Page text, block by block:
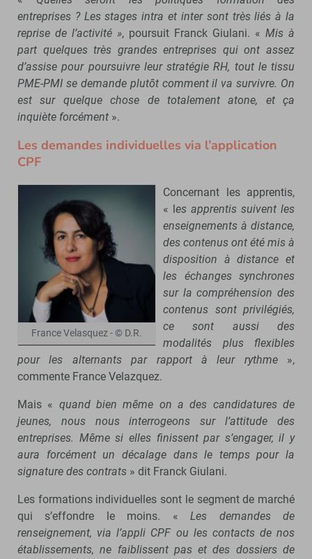
entreprises ? Les stages intra et inter sont très liés à la
reprise de l’activité », poursuit Franck Giulani. « Mis à
part quelques très grandes entreprises qui ont assez
d’assise pour poursuivre leur stratégie RH, tout le tissu
PME-PMI se demande plutôt comment il va survivre. On
est sur quelque chose de totalement atone, et ça
inquiète forcément ».
Les demandes individuelles via l’application
CPF
France Velasquez - © D.R.
Concernant les apprentis,
« les apprentis suivent les
enseignements à distance,
des contenus ont été mis à
disposition à distance et
les échanges synchrones
sur la compréhension des
contenus sont privilégiés,
ce sont aussi des
modalités plus flexibles
pour les alternants par rapport à leur rythme»,
commente France Velazquez.
Mais « quand bien même on a des candidatures de
jeunes, nous nous interrogeons sur l’attitude des
entreprises. Même si elles finissent par s’engager, il y
aura forcément un décalage dans le temps pour la
signature des contrats » dit Franck Giulani.
Les formations individuelles sont le segment de marché
qui s’effondre le moins. «Les demandes de
renseignement, via l’appli CPF ou les contacts de nos
établissements, ne faiblissent pas et des dossiers de